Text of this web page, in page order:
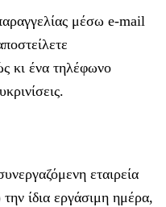
μέσω e-mail
κι ένα τηλέφωνο
εταιρεία
την ίδια εργάσιμη ημέρα,